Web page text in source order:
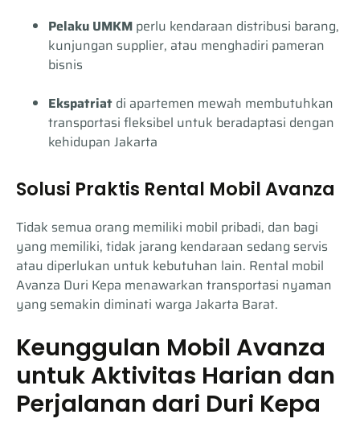
Pelaku UMKM perlu kendaraan distribusi barang,
kunjungan supplier, atau menghadiri pameran
bisnis
Ekspatriat di apartemen mewah membutuhkan
transportasi fleksibel untuk beradaptasi dengan
kehidupan Jakarta
Solusi Praktis Rental Mobil Avanza
Tidak semua orang memiliki mobil pribadi, dan bagi
yang memiliki, tidak jarang kendaraan sedang servis
atau diperlukan untuk kebutuhan lain. Rental mobil
Avanza Duri Kepa menawarkan transportasi nyaman
yang semakin diminati warga Jakarta Barat.
Keunggulan Mobil Avanza
untuk Aktivitas Harian dan
Perjalanan dari Duri Kepa